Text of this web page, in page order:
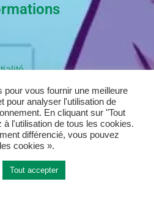
pour vous fournir une meilleure
pour analyser l'utilisation de
En cliquant sur "Tout
l'utilisation de tous les cookies.
différencié, vous pouvez
cookies ».
Tout accepter